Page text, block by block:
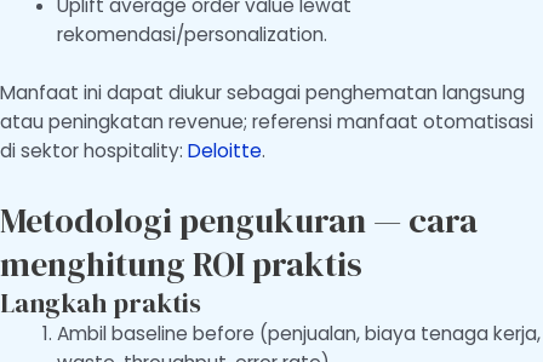
Uplift average order value lewat
rekomendasi/personalization.
Manfaat ini dapat diukur sebagai penghematan langsung
atau peningkatan revenue; referensi manfaat otomatisasi
di sektor hospitality: Deloitte.
Metodologi pengukuran — cara
menghitung ROI praktis
Langkah praktis
Ambil baseline before (penjualan, biaya tenaga kerja,